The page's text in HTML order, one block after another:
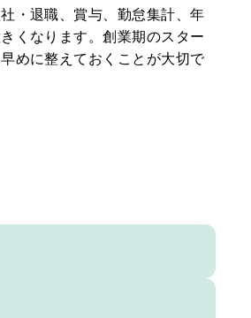
・退職、賞与、勤怠集計、年
くなります。創業期のスター
めに整えておくことが大切で